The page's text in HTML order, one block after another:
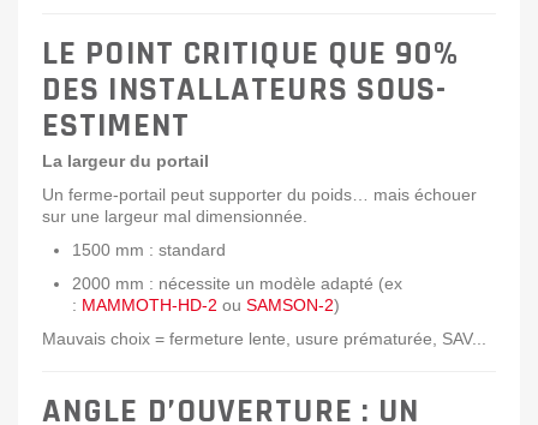
LE POINT CRITIQUE QUE 90%
DES INSTALLATEURS SOUS-
ESTIMENT
La largeur du portail
Un ferme-portail peut supporter du poids… mais échouer
sur une largeur mal dimensionnée.
1500 mm : standard
2000 mm : nécessite un modèle adapté (ex
: MAMMOTH-HD-2 ou SAMSON-2)
Mauvais choix = fermeture lente, usure prématurée, SAV...
ANGLE D’OUVERTURE : UN